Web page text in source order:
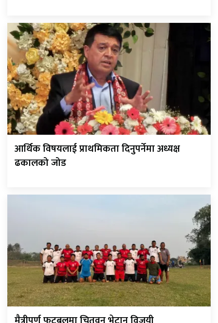
आर्थिक विषयलाई प्राथमिकता दिनुपर्नेमा अध्यक्ष
ढकालको जोड